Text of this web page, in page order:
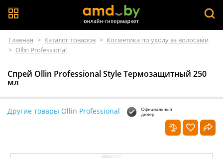
Главная > Каталог товаров > Косметика по уходу за волосами
> Ollin Professional
Спрей Ollin Professional Style Термозащитный 250
мл
Другие товары Ollin Professional